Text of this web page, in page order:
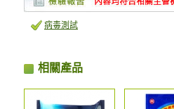
病毒測試
相關產品